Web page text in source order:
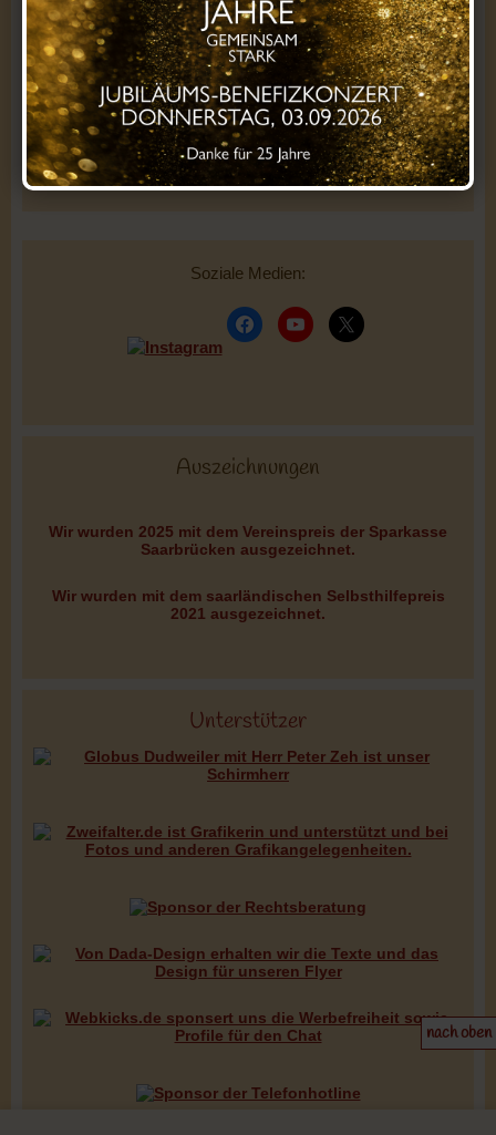
Kontakt zu uns
Du erreichst uns bei Fragen zur Registrierung, deiner
Mitgliedschaft oder technischen Problemen
am besten perE-Mail
Soziale Medien:
Auszeichnungen
Wir wurden 2025 mit dem Vereinspreis der Sparkasse
Saarbrücken ausgezeichnet.
Wir wurden mit dem saarländischen Selbsthilfepreis
2021 ausgezeichnet.
Unterstützer
nach oben